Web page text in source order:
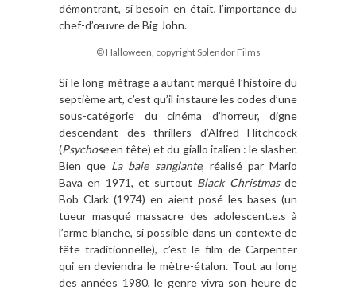
démontrant, si besoin en était, l’importance du
chef-d’œuvre de Big John.
© Halloween, copyright Splendor Films
Si le long-métrage a autant marqué l’histoire du
septième art, c’est qu’il instaure les codes d’une
sous-catégorie du cinéma d’horreur, digne
descendant des thrillers d’Alfred Hitchcock
(Psychoseen tête) et du giallo italien : le slasher.
Bien que La baie sanglante, réalisé par Mario
Bava en 1971, et surtout Black Christmasde
Bob Clark (1974) en aient posé les bases (un
tueur masqué massacre des adolescent.e.s à
l’arme blanche, si possible dans un contexte de
fête traditionnelle), c’est le film de Carpenter
qui en deviendra le mètre-étalon. Tout au long
des années 1980, le genre vivra son heure de